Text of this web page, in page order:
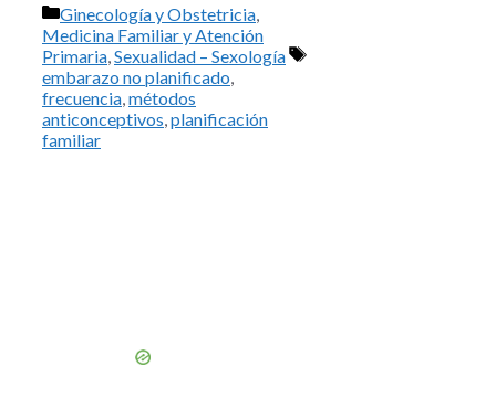
Categorías
Ginecología y Obstetricia,
Medicina Familiar y Atención
Primaria,Sexualidad – Sexología
Etiquetas
embarazo no planificado,
frecuencia,métodos
anticonceptivos,planificación
familiar